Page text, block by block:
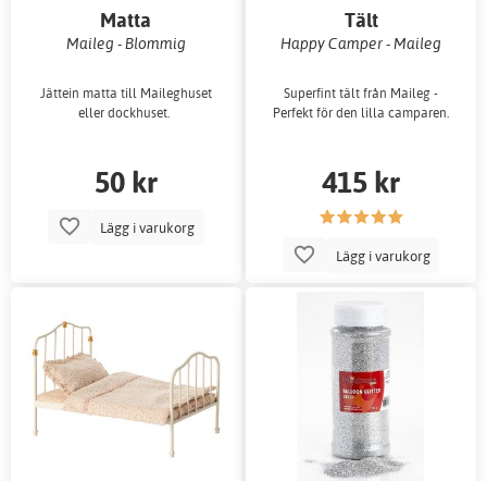
Matta
Maileg - Blommig
Jättein matta till Maileghuset
eller dockhuset.
50 kr
Lägg i varukorg
Tält
Happy Camper - Maileg
Superfint tält från Maileg -
Perfekt för den lilla camparen.
415 kr
Lägg i varukorg